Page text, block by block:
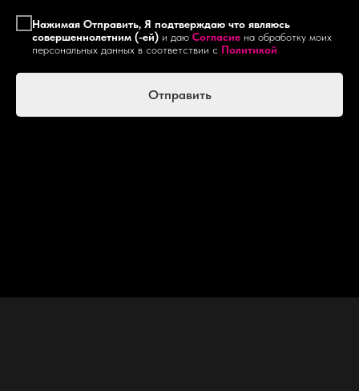
Нажимая Отправить, Я подтверждаю что являюсь
совершеннолетним (-ей) и даю Согласие на обработку моих
персональных данных в соответствии с Политикой
Отправить